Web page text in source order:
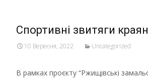
Спортивні звитяги краян
10 Вересня, 2022 Uncategorized
В рамках проєкту “Ржищівські